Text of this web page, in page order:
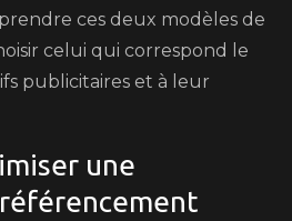
ces deux modèles de
celui qui correspond le
publicitaires et à leur
une